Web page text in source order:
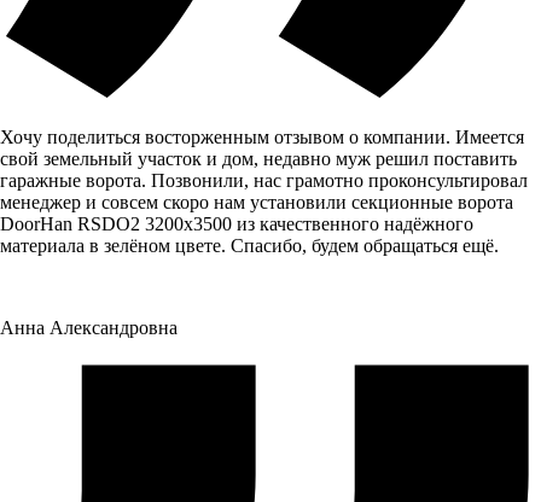
Хочу поделиться восторженным отзывом о компании. Имеется
свой земельный участок и дом, недавно муж решил поставить
гаражные ворота. Позвонили, нас грамотно проконсультировал
менеджер и совсем скоро нам установили секционные ворота
DoorHan RSDO2 3200x3500 из качественного надёжного
материала в зелёном цвете. Спасибо, будем обращаться ещё.
Анна Александровна